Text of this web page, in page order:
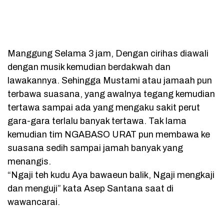
Manggung Selama 3 jam, Dengan cirihas diawali
dengan musik kemudian berdakwah dan
lawakannya. Sehingga Mustami atau jamaah pun
terbawa suasana, yang awalnya tegang kemudian
tertawa sampai ada yang mengaku sakit perut
gara-gara terlalu banyak tertawa. Tak lama
kemudian tim NGABASO URAT pun membawa ke
suasana sedih sampai jamah banyak yang
menangis.
“Ngaji teh kudu Aya bawaeun balik, Ngaji mengkaji
dan menguji” kata Asep Santana saat di
wawancarai.